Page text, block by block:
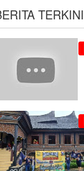
TERKINI